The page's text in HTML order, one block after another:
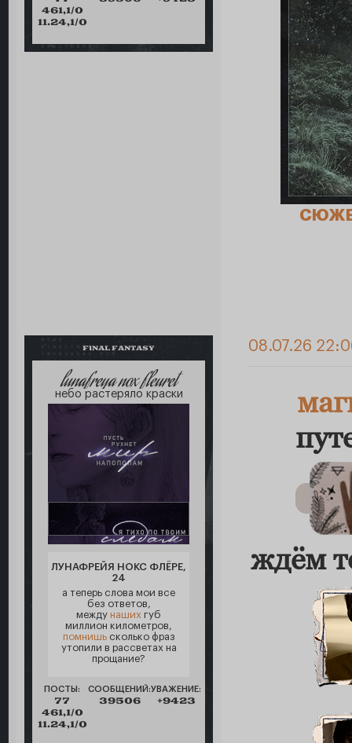
461,1/0
11.24,1/0
FINAL FANTASY
lunafreya nox fleuret
небо растеряло краски
ЛУНАФРЕЙЯ НОКС ФЛЁРЕ,
24
а теперь слова мои все
без ответов,
между наших губ
миллион километров,
помнишьсколько фраз
утопили в рассветах на
прощание?
ПОСТЫ:
77
461,1/0
11.24,1/0
СООБЩЕНИЙ:
39506
УВАЖЕНИЕ:
+9423
08.07.26
ждём